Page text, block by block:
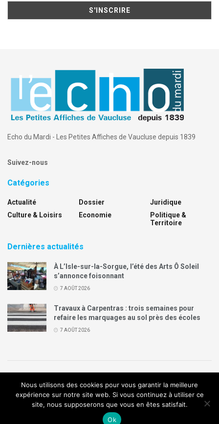
Echo du Mardi - Les Petites Affiches de Vaucluse depuis 1839
Suivez-nous
Catégories
Actualité
Culture & Loisirs
Dossier
Economie
Juridique
Politique &
Territoire
Dernières actualités
À L’Isle-sur-la-Sorgue, l’été des Arts Ô Soleil
s’annonce foisonnant
7 AOÛT 2026
Travaux à Carpentras : trois semaines pour
refaire les marquages au sol près des écoles
7 AOÛT 2026
Politique de confidentialité Mentions légales
Contact
Annonces Legal Plus
Agence de communication
Nous utilisons des cookies pour vous garantir la meilleure
expérience sur notre site web. Si vous continuez à utiliser ce
site, nous supposerons que vous en êtes satisfait.
Ok